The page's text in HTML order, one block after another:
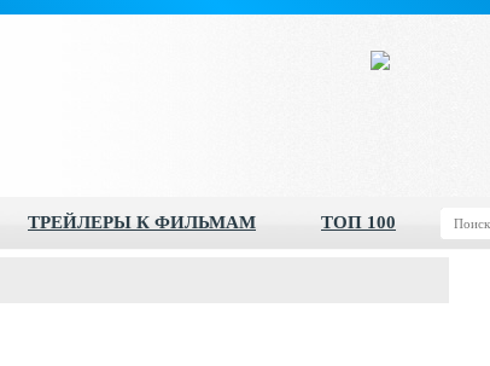
ТРЕЙЛЕРЫ К ФИЛЬМАМ ТОП 100